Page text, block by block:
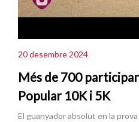
20 desembre 2024
Més de 700
Popular 10K i 5K
El guanyador absolut en la